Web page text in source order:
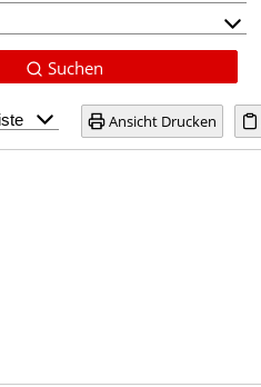
Suchen
Ansicht Drucken